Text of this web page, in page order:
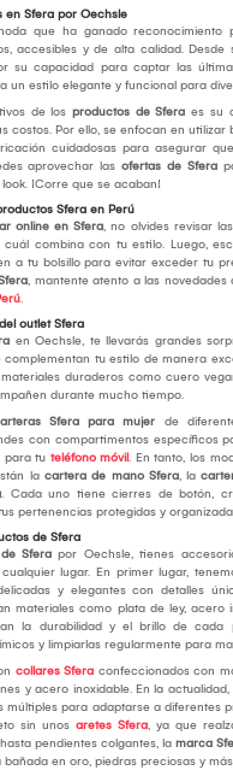
en Sfera por Oechsle
que ha ganado reconocimiento
accesibles y de alta calidad. Desde
su capacidad para captar las
un estilo elegante y funcional para
de los productos de Sfera es su
costos. Por ello, se enfocan en utilizar
cuidadosas para asegurar
aprovechar las ofertas de Sfera
¡Corre que se acaban!
Sfera en Perú
online en Sfera, no olvides revisar
combina con tu estilo. Luego,
a tu bolsillo para evitar exceder tu
, mantente atento a las novedades
.
outlet Sfera
en Oechsle, te llevarás grandes
complementan tu estilo de manera
duraderos como cuero
durante mucho tiempo.
Sfera para mujer de
con compartimentos específicos
para tu teléfono móvil. En tanto, los
la cartera de mano Sfera, la
. Cada uno tiene cierres de botón,
pertenencias protegidas y
de Sfera
Sfera por Oechsle, tienes
lugar. En primer lugar,
y elegantes con detalles
materiales como plata de ley, acero
la durabilidad y el brillo de cada
y limpiarlas regularmente para
collares Sfera confeccionados con
y acero inoxidable. En la
múltiples para adaptarse a diferentes
sin unos aretes Sfera, ya que
pendientes colgantes, la marca
en oro, piedras preciosas y